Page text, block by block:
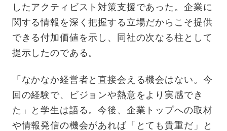
したアクティビスト対策支援であった。企業に
関する情報を深く把握する立場だからこそ提供
できる付加価値を示し、同社の次なる柱として
提示したのである。
「なかなか経営者と直接会える機会はない。今
回の経験で、ビジョンや熱意をより実感でき
た」と学生は語る。今後、企業トップへの取材
や情報発信の機会があれば「とても貴重だ」と